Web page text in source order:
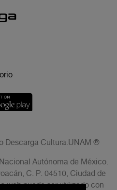
Descarga Cultura.UNAM ®
Autónoma de México.
C. P. 04510, Ciudad de
web puede ser utilizado con